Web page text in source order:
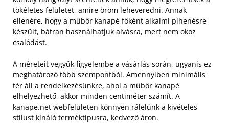
tökéletes felületet, amire öröm leheveredni. Annak
ellenére, hogy a műbőr kanapé főként alkalmi pihenésre
készült, bátran használhatjuk alvásra, mert nem okoz
csalódást.
A méreteit vegyük figyelembe a vásárlás során, ugyanis ez
meghatározó több szempontból. Amennyiben minimális
tér áll a rendelkezésünkre, ahol a műbőr kanapé
elhelyezhető, akkor minden centiméter számít. A
kanape.net webfelületen könnyen rálelünk a kivételes
stílust kínáló terméktípusra, kedvező áron.